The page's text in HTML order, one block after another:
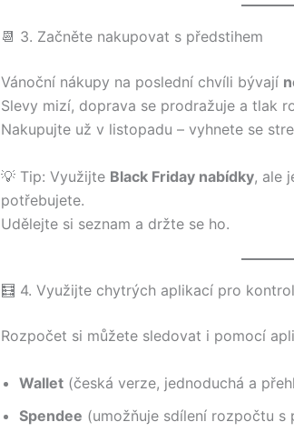
📆 3. Začněte nakupovat s předstihem
Vánoční nákupy na poslední chvíli bývají
Slevy mizí, doprava se prodražuje a tlak
Nakupujte už v listopadu – vyhnete se
💡 Tip: Využijte Black Friday nabídky, ale
potřebujete.
Udělejte si seznam a držte se ho.
🧮 4. Využijte chytrých aplikací pro
Rozpočet si můžete sledovat i pomocí
Wallet (česká verze, jednoduchá a
Spendee (umožňuje sdílení rozpočtu s